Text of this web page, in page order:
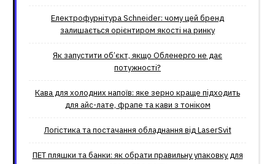
Електрофурнітура Schneider: чому цей бренд
залишається орієнтиром якості на ринку
Як запустити об’єкт, якщо Обленерго не дає
потужності?
Кава для холодних напоїв: яке зерно краще підходить
для айс-лате, фрапе та кави з тоніком
Логістика та постачання обладнання від LaserSvit
ПЕТ пляшки та банки: як обрати правильну упаковку для